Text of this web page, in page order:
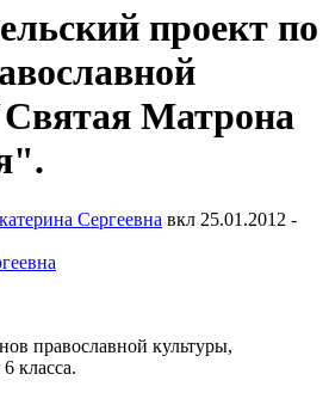
проект по
Матрона
Сергеевна вкл 25.01.2012 -
православной культуры,
класса.